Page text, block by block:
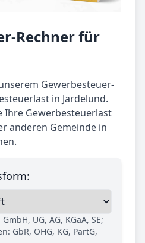
Rechner für
Gewerbesteuer-
in Jardelund.
Ihre Gewerbesteuerlast
anderen Gemeinde in
UG, AG, KGaA, SE;
GbR, OHG, KG, PartG,